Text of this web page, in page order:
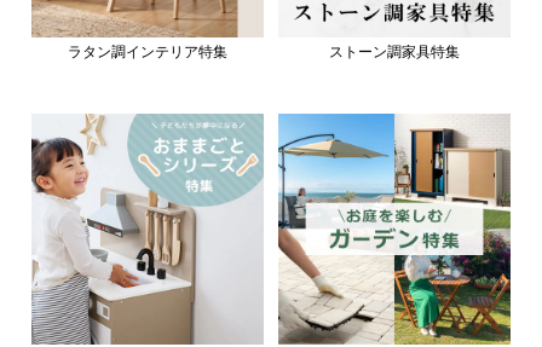
ラタン調インテリア特集 ストーン調家具特集